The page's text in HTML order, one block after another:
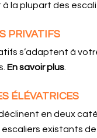
la plupart des
PRIVATIFS
s’adaptent à
En savoir plus
ÉLÉVATRICES
en deux
escaliers existants